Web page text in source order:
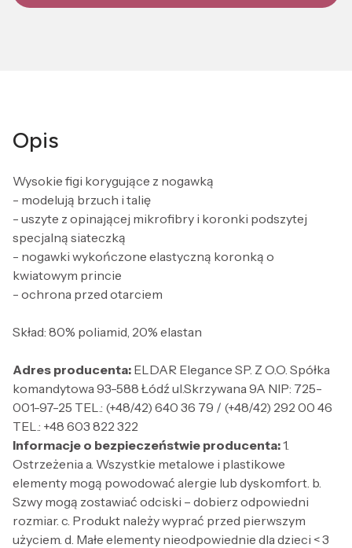
Opis
Wysokie figi korygujące z nogawką
- modelują brzuch i talię
- uszyte z opinającej mikrofibry i koronki podszytej
specjalną siateczką
- nogawki wykończone elastyczną koronką o
kwiatowym princie
- ochrona przed otarciem
Skład: 80% poliamid, 20% elastan
Adres producenta: ELDAR Elegance SP. Z O.O. Spółka
komandytowa 93-588 Łódź ul.Skrzywana 9A NIP: 725-
001-97-25 TEL.: (+48/42) 640 36 79 / (+48/42) 292 00 46
TEL.: +48 603 822 322
Informacje o bezpieczeństwie producenta:1.
Ostrzeżenia a. Wszystkie metalowe i plastikowe
elementy mogą powodować alergie lub dyskomfort. b.
Szwy mogą zostawiać odciski – dobierz odpowiedni
rozmiar. c. Produkt należy wyprać przed pierwszym
użyciem. d. Małe elementy nieodpowiednie dla dzieci < 3